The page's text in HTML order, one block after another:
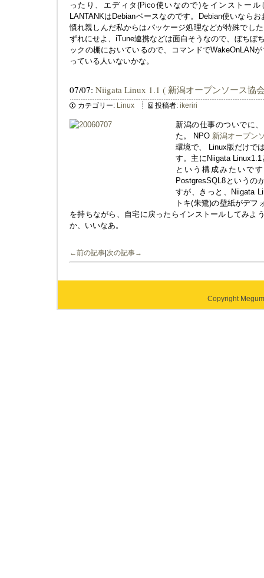
ったり、エディタ(Pico使いなので)をインストー
LANTANKはDebianベースなのです。Debian使いなら
慣れ親しんだ私からはパッケージ処理などが特殊でし
ずれにせよ、iTune連携などは面白そうなので、ぼちぼ
ックの棚においているので、コマンドでWakeOnLAN
っている人いないかな。
07/07: Niigata Linux 1.1 ( 新潟オープンソース協
カテゴリー: Linux 投稿者: ikeriri
新潟の仕事のついでに
た。 NPO 新潟オープン
環境で、 Linux版だけで
す。主にNiigata
という構成みたいで
PostgresSQL8というの
すが、きっと、Niigata
トキ(朱鷺)の壁紙がデフ
を持ちながら、自宅に戻ったらインストールしてみよ
か、いいなあ。
←前の記事 次の記事→
Copyright